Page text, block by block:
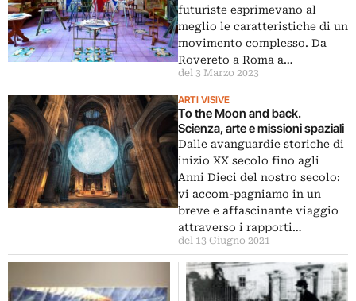
futuriste esprimevano al
meglio le caratteristiche di un
movimento complesso. Da
Rovereto a Roma a…
del 3 Marzo 2023
ARTI VISIVE
To the Moon and back.
Scienza, arte e missioni spaziali
Dalle avanguardie storiche di
inizio XX secolo fino agli
Anni Dieci del nostro secolo:
vi accom-pagniamo in un
breve e affascinante viaggio
attraverso i rapporti…
del 13 Giugno 2021